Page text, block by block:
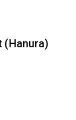
(Hanura)